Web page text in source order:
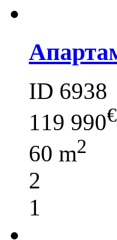
ID 6938
119 990€
60 m2
2
1